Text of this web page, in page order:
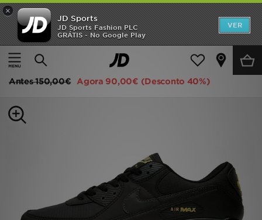
×
JD Sports
JD Sports Fashion PLC
GRÁTIS - No Google Play
VER
Página principal
Homem Calçado de Homem Sapatilhas
Nike Air Max 90
Antes150,00€ Agora 90,00€ (Desconto 40%)
INÍCIO
Promoções
MULHER
DESPORTO